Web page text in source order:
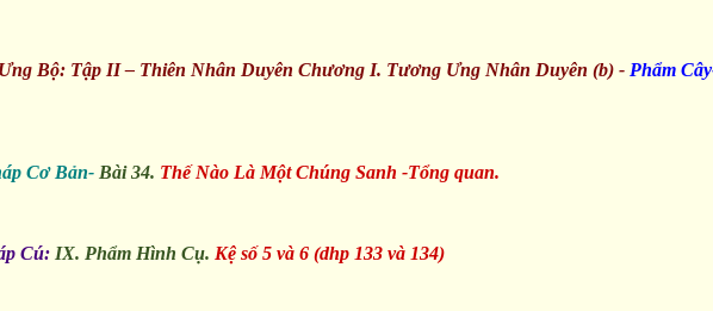
Bộ: Tập II – Thiên Nhân Duyên Chương I. Tương Ưng Nhân Duyên (b) -Phẩm
Cơ Bản- Bài 34. Thế Nào Là Một Chúng Sanh -Tổng quan.
Cú: IX. Phẩm Hình Cụ. Kệ số 5 và 6 (dhp 133 và 134)